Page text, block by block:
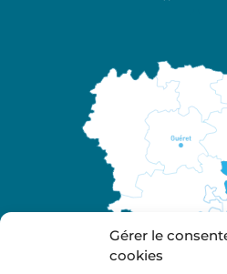
Gérer le
cookies